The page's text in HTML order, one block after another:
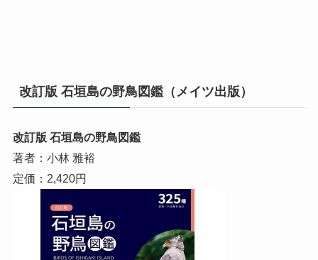
改訂版 石垣島の野鳥図鑑（メイツ出版）
改訂版 石垣島の野鳥図鑑
著者：小林 雅裕
定価：2,420円